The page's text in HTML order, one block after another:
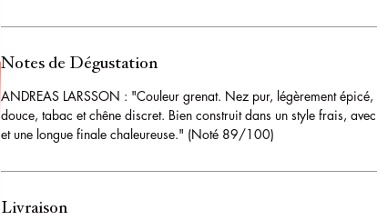
Notes de Dégustation
ANDREAS LARSSON : "Couleur grenat. Nez pur, légèrement
douce, tabac et chêne discret. Bien construit dans un style frais,
et une longue finale chaleureuse." (Noté 89/100)
Livraison